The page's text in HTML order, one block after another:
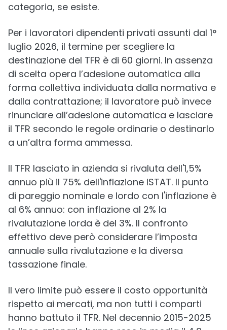
categoria, se esiste.
Per i lavoratori dipendenti privati assunti dal 1°
luglio 2026, il termine per scegliere la
destinazione del TFR è di 60 giorni. In assenza
di scelta opera l’adesione automatica alla
forma collettiva individuata dalla normativa e
dalla contrattazione; il lavoratore può invece
rinunciare all’adesione automatica e lasciare
il TFR secondo le regole ordinarie o destinarlo
a un’altra forma ammessa.
Il TFR lasciato in azienda si rivaluta dell'1,5%
annuo più il 75% dell'inflazione ISTAT. Il punto
di pareggio nominale e lordo con l'inflazione è
al 6% annuo: con inflazione al 2% la
rivalutazione lorda è del 3%. Il confronto
effettivo deve però considerare l’imposta
annuale sulla rivalutazione e la diversa
tassazione finale.
Il vero limite può essere il costo opportunità
rispetto ai mercati, ma non tutti i comparti
hanno battuto il TFR. Nel decennio 2015-2025